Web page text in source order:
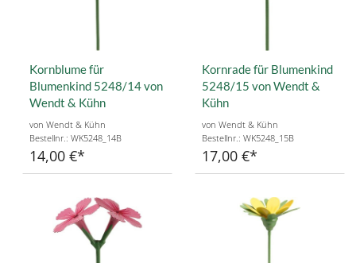
Kornblume für
Blumenkind 5248/14 von
Wendt & Kühn
von Wendt & Kühn
Bestellnr.: WK5248_14B
14,00 €
Kornrade für Blumenkind
5248/15 von Wendt &
Kühn
von Wendt & Kühn
Bestellnr.: WK5248_15B
17,00 €